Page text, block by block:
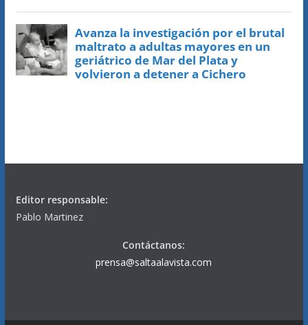
Editor responsable:
Pablo Martinez
Contáctanos:
prensa@saltaalavista.com